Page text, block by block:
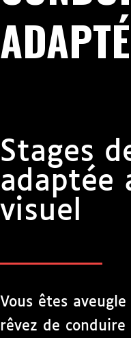
Stages
adaptée
visuel
Vous êtes
rêvez de